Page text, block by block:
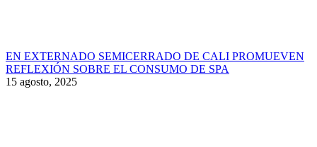
EN EXTERNADO SEMICERRADO DE CALI PROMUEVEN
REFLEXIÓN SOBRE EL CONSUMO DE SPA
15 agosto, 2025